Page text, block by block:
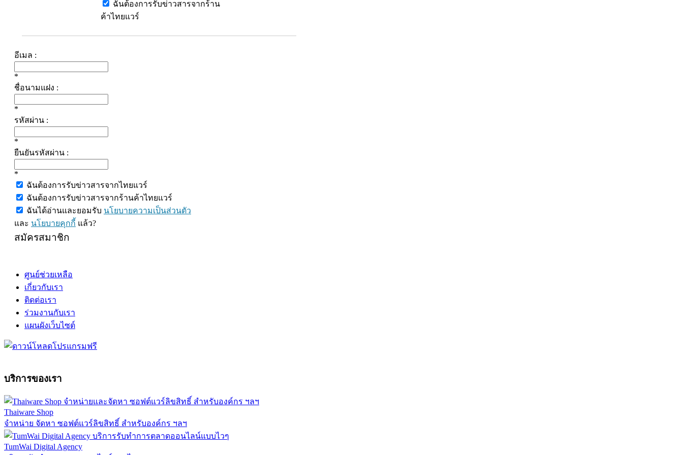
ฉันต้องการรับข่าวสารจากร้าน
ค้าไทยแวร์
อีเมล :
*
ชื่อนามแฝง :
*
รหัสผ่าน :
*
ยืนยันรหัสผ่าน :
*
ฉันต้องการรับข่าวสารจากไทยแวร์
ฉันต้องการรับข่าวสารจากร้านค้าไทยแวร์
ฉันได้อ่านและยอมรับ นโยบายความเป็นส่วนตัว
และ นโยบายคุกกี้ แล้ว?
สมัครสมาชิก
ศูนย์ช่วยเหลือ
เกี่ยวกับเรา
ติดต่อเรา
ร่วมงานกับเรา
แผนผังเว็บไซต์
บริการของเรา
Thaiware Shop
จำหน่าย จัดหา ซอฟต์แวร์ลิขสิทธิ์ สำหรับองค์กร ฯลฯ
TumWai Digital Agency